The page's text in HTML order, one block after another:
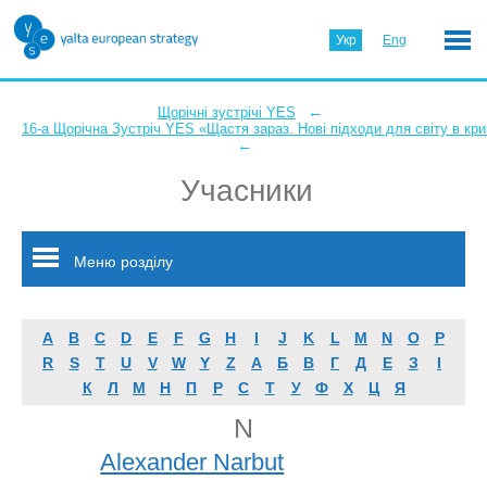
Укр Eng
Щорічні зустрічі YES ←
16-а Щорічна Зустріч YES «Щастя зараз. Нові підходи для світу в
←
Учасники
Меню розділу
A B C D E F G H I J K L M N O
P
R
S T U V W Y Z А Б В Г Д Е З
І
К
Л М Н П Р С Т У Ф Х Ц Я
N
Alexander Narbut